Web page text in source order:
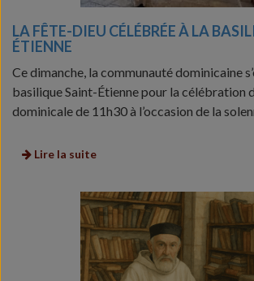
LA FÊTE-DIEU CÉLÉBRÉE À LA
ÉTIENNE
Ce dimanche, la communauté dominicaine
basilique Saint-Étienne pour la célébration
dominicale de 11h30 à l’occasion de la
Lire la suite